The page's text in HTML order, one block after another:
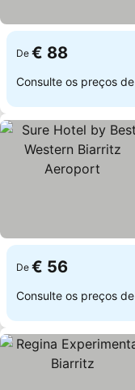
De € 88
Consulte os preços de
De € 56
Consulte os preços de